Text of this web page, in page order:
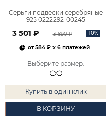
Серьги подвески серебряные
925 0222292-00245
3 501 ₽ 3 890 ₽ -10%
от584 ₽ x 6 платежей
Выберите размер:
Купить в один клик
В КОРЗИНУ